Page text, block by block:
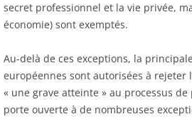
secret professionnel et la vie privée,
économie) sont exemptés.
Au-delà de ces exceptions, la
européennes sont autorisées à rejeter
« une grave atteinte » au processus
porte ouverte à de nombreuses